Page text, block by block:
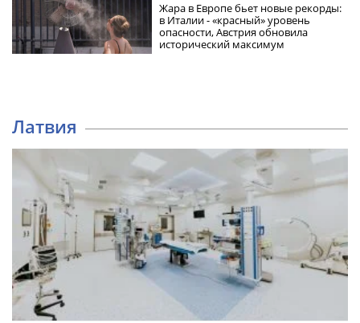
Жара в Европе бьет новые рекорды:
в Италии - «красный» уровень
опасности, Австрия обновила
исторический максимум
Латвия